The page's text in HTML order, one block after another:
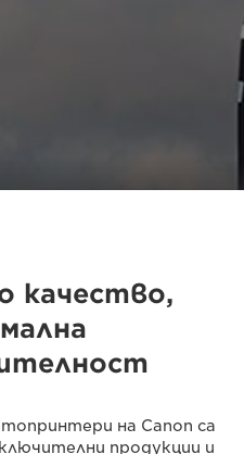
качество,
на Canon са
продукции и